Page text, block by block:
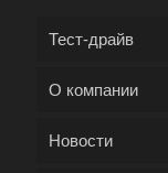
Тест-драйв
О компании
Новости